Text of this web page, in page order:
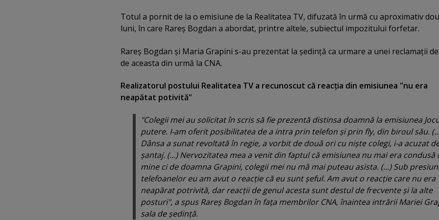
Totul a pornit de la o emisiune de la Realitatea TV, difuzată în urmă cu aproximativ
luni, în care Rareş Bogdan a abordat, printre altele, subiectul impozitului forfetar.
Rareş Bogdan şi Maria Grapini s-au prezentat la şedinţă ca urmare a unei reclamaţii
de aceasta din urmă la CNA.
Realizatorul postului Realitatea TV a recunoscut că reacţia din emisiunea "nu era
neapătat potivită"
"Colegii mei au solicitat în scris să fie prezentă distinsa doamnă la emisiunea
putere. I-am oferit posibilitatea de a intra prin telefon şi prin fly, din biroul său.
Dânsa a sunat revoltată în regie, a vorbit de două ori cu nişte colegi, i-a acuzat
şantaj. (...) Nervozitatea mea a venit din faptul că emisiunea nu mai era condusă
mine ci de doamna Grapini, colegii mei nu mă mai puteau asista. (...) Sub
telefoanelor eu am avut o reacţie că eu sunt şeful. Am avut o reacţie care nu era
neapărat potrivită, dar reacţii de genul acesta sunt destul de frecvente şi la alte
posturi", a spus Rareş Bogdan în faţa membrilor CNA, înaintea intrării Mariei
sala de şedinţă.